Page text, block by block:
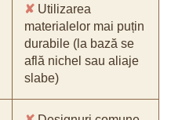
✘ Utilizarea
materialelor mai puțin
durabile (la bază se
află nichel sau aliaje
slabe)